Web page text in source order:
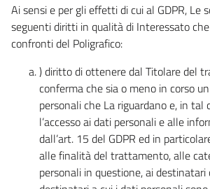
Ai sensi e per gli effetti di cui al GDPR, Le
seguenti diritti in qualità di Interessato
confronti del Poligrafico:
) diritto di ottenere dal Titolare del
conferma che sia o meno in corso
personali che La riguardano e, in tal
l’accesso ai dati personali e alle
dall’art. 15 del GDPR ed in
alle finalità del trattamento, alle
personali in questione, ai destinatari